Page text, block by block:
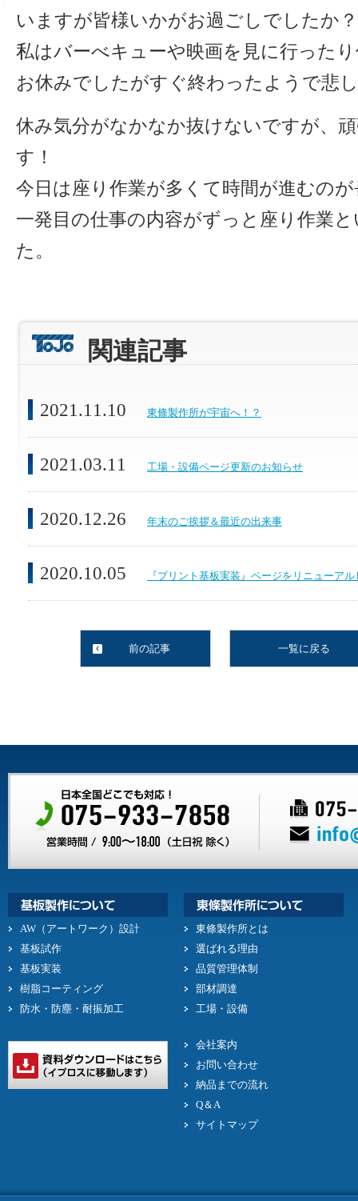
いますが皆様いかがお過ごしでしたか？
私はバーべキューや映画を見に行った
お休みでしたがすぐ終わったようで悲
休み気分がなかなか抜けないですが、
す！
今日は座り作業が多くて時間が進むの
一発目の仕事の内容がずっと座り作業
た。
関連記事
2021.11.10 東條製作所が宇宙へ！？
2021.03.11 工場・設備ページ更新のお知らせ
2020.12.26 年末のご挨拶＆最近の出来事
2020.10.05 『プリント基板実装』ページをリニューア
前の記事 一覧に戻る
AW（アートワーク）設計
基板試作
基板実装
樹脂コーティング
防水・防塵・耐振加工
東條製作所とは
選ばれる理由
品質管理体制
部材調達
工場・設備
会社案内
お問い合わせ
納品までの流れ
Q＆A
サイトマップ